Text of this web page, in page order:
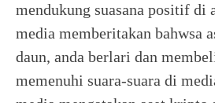
mendukung suasana positif di
media memberitakan bahwsa
daun, anda berlari dan
memenuhi suara-suara di